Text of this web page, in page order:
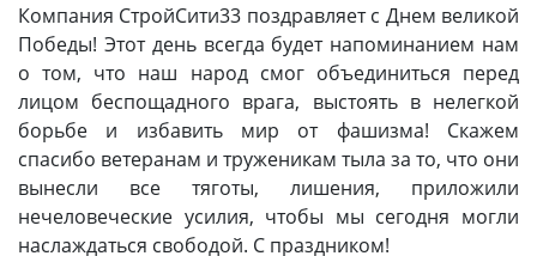
Компания СтройСити33 поздравляет с Днем великой
Победы! Этот день всегда будет напоминанием нам
о том, что наш народ смог объединиться перед
лицом беспощадного врага, выстоять в нелегкой
борьбе и избавить мир от фашизма! Скажем
спасибо ветеранам и труженикам тыла за то, что они
вынесли все тяготы, лишения, приложили
нечеловеческие усилия, чтобы мы сегодня могли
наслаждаться свободой. С праздником!